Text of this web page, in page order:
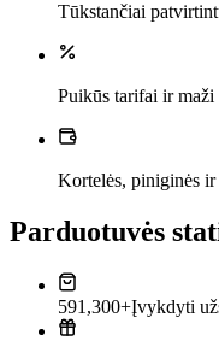
Tūkstančiai
Puikūs tarifai ir maži
Kortelės, piniginės
Parduotuvės
591,300+Įvykdyti